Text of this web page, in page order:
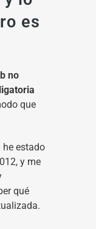
es
no
que
he estado
y me
qué